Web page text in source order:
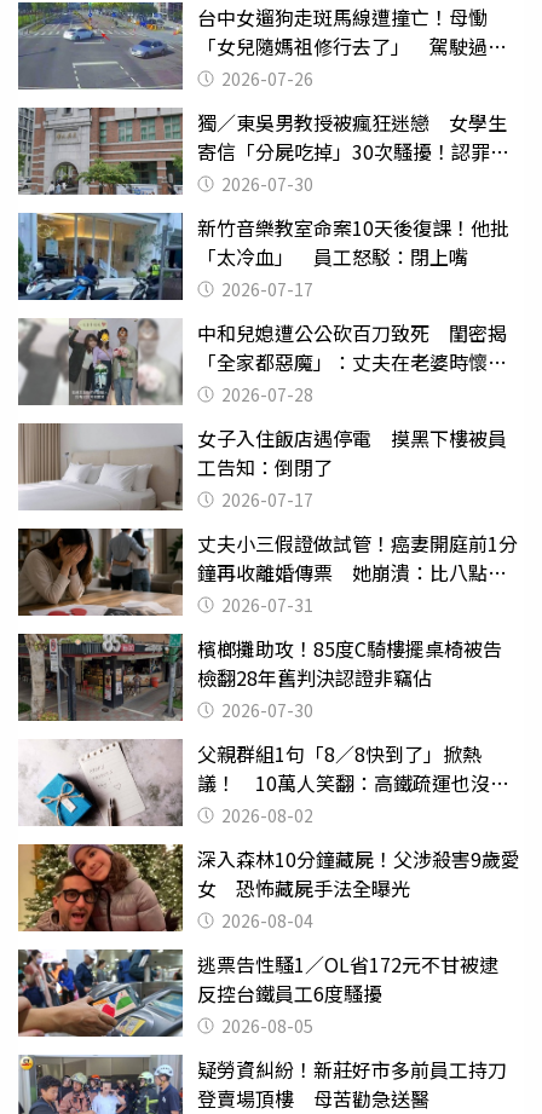
台中女遛狗走斑馬線遭撞亡！母慟
「女兒隨媽祖修行去了」 駕駛過失
致死判9月
2026-07-26
獨／東吳男教授被瘋狂迷戀 女學生
寄信「分屍吃掉」30次騷擾！認罪免
關 2026-07-30
新竹音樂教室命案10天後復課！他批
「太冷血」 員工怒駁：閉上嘴
2026-07-17
中和兒媳遭公公砍百刀致死 閨密揭
「全家都惡魔」：丈夫在老婆時懷孕
摔東西
2026-07-28
女子入住飯店遇停電 摸黑下樓被員
工告知：倒閉了
2026-07-17
丈夫小三假證做試管！癌妻開庭前1分
鐘再收離婚傳票 她崩潰：比八點檔
還扯2026-07-31
檳榔攤助攻！85度C騎樓擺桌椅被告
檢翻28年舊判決認證非竊佔
2026-07-30
父親群組1句「8／8快到了」掀熱
議！ 10萬人笑翻：高鐵疏運也沒列
父親節
2026-08-02
深入森林10分鐘藏屍！父涉殺害9歲愛
女 恐怖藏屍手法全曝光
2026-08-04
逃票告性騷1／OL省172元不甘被逮
反控台鐵員工6度騷擾
2026-08-05
疑勞資糾紛！新莊好市多前員工持刀
登賣場頂樓 母苦勸急送醫